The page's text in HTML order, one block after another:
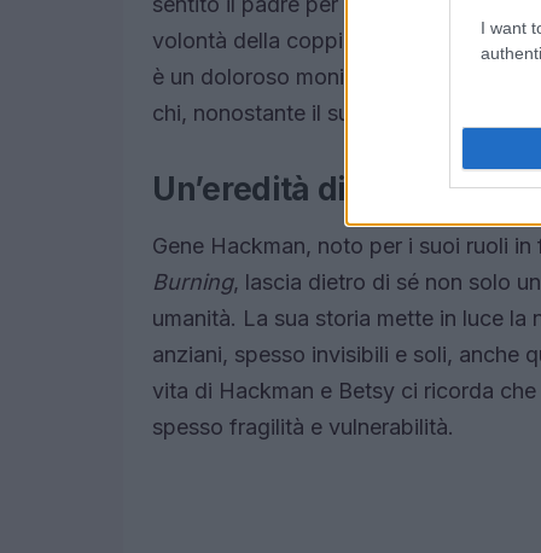
I want
volontà della coppia di vivere lontano
è un doloroso monito sulla fragilità
chi, nonostante il successo, può
Un’eredità di umanità
Gene Hackman, noto per i suoi ruoli
Burning, lascia dietro di sé non solo
umanità. La sua storia mette in luce
anziani, spesso invisibili e soli, anche
vita di Hackman e Betsy ci ricorda
spesso fragilità e vulnerabilità.